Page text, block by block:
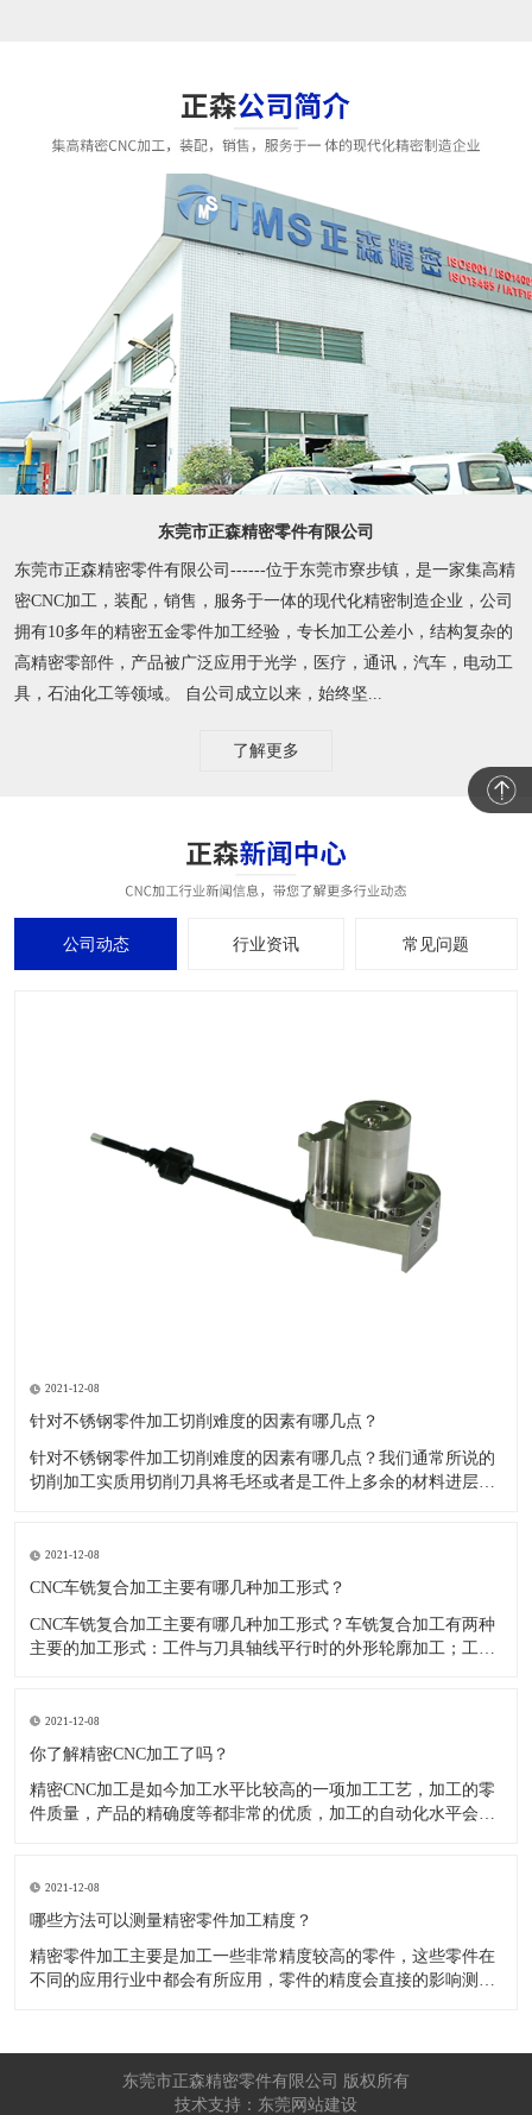
东莞市正森精密零件有限公司
东莞市正森精密零件有限公司------位于东莞市寮步镇，是一家集高精
密CNC加工，装配，销售，服务于一体的现代化精密制造企业，公司
拥有10多年的精密五金零件加工经验，专长加工公差小，结构复杂的
高精密零部件，产品被广泛应用于光学，医疗，通讯，汽车，电动工
具，石油化工等领域。 自公司成立以来，始终坚...
了解更多
公司动态 行业资讯 常见问题
2021-12-08
针对不锈钢零件加工切削难度的因素有哪几点？
针对不锈钢零件加工切削难度的因素有哪几点？我们通常所说的
切削加工实质用切削刀具将毛坯或者是工件上多余的材料进层进
其他的常规材料，比如铜材和铝合金，究其原因有以下几个关键
因素： 一
2021-12-08
CNC车铣复合加工主要有哪几种加工形式？
CNC车铣复合加工主要有哪几种加工形式？车铣复合加工有两种
主要的加工形式：工件与刀具轴线平行时的外形轮廓加工；工件
2021-12-08
​你了解精密CNC加工了吗？
精密CNC加工是如今加工水平比较高的一项加工工艺，加工的零
件质量，产品的精确度等都非常的优质，加工的自动化水平会比
自动化技术水平高，非常适合加工轮廊样子繁杂的曲线图，斜面
零
2021-12-08
​哪些方法可以测量精密零件加工精度？
精密零件加工主要是加工一些非常精度较高的零件，这些零件在
不同的应用行业中都会有所应用，零件的精度会直接的影响测量
工按量具量仪的读数值是否直接表示被测尺寸的数值，可分为测
东莞市正森精密零件有限公司 版权所有
技术支持：东莞网站建设